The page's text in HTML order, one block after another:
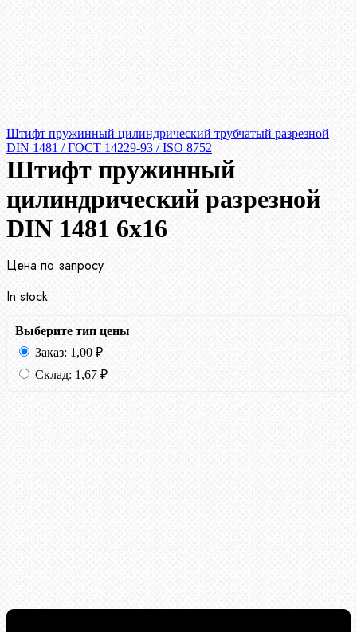
Штифт пружинный цилиндрический трубчатый разрезной
DIN 1481 / ГОСТ 14229-93 / ISO 8752
Штифт пружинный
цилиндрический разрезной
DIN 1481 6х16
Цена по запросу
In stock
Выберите тип цены
Заказ: 1,00 ₽
Склад: 1,67 ₽